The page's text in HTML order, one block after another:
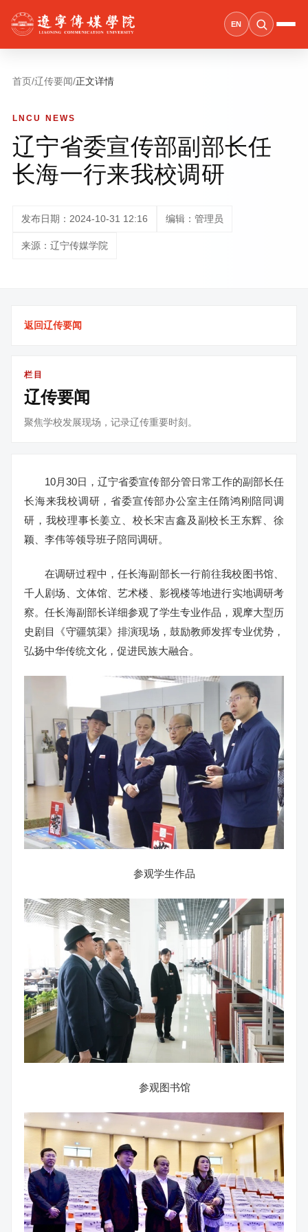
EN
首页/辽传要闻/正文详情
LNCU NEWS
辽宁省委宣传部副部长任
长海一行来我校调研
发布日期：2024-10-31 12:16 编辑：管理员
来源：辽宁传媒学院
返回辽传要闻
栏目
辽传要闻
聚焦学校发展现场，记录辽传重要时刻。
10月30日，辽宁省委宣传部分管日常工作的副部长任
长海来我校调研，省委宣传部办公室主任隋鸿刚陪同调
研，我校理事长姜立、校长宋吉鑫及副校长王东辉、徐
颖、李伟等领导班子陪同调研。
在调研过程中，任长海副部长一行前往我校图书馆、
千人剧场、文体馆、艺术楼、影视楼等地进行实地调研考
察。任长海副部长详细参观了学生专业作品，观摩大型历
史剧目《守疆筑渠》排演现场，鼓励教师发挥专业优势，
弘扬中华传统文化，促进民族大融合。
参观学生作品
参观图书馆